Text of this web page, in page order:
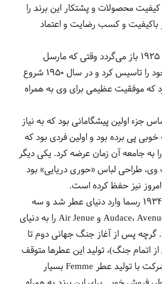
محصولات و پشتکار این برند را
باکیفیت و کسب رضایت و اعتماد
تاریخچه این برند به سال 1925 باز می‌گردد وقتی که مارسل
روشاس، اولین خانه مد خود را تاسیس کرد و در سال 1950 شروع
که موفقیت عظیمی برای وی به همراه
اولین پیشگامانی بود که به نیاز
پی برده بود و اولین فردی بود که
کت‌ و دامن جیب‌دار 2/3 را به جامعه آن زمان عرضه کرد. یکی دیگر
طراحی لباس «حوری دریایی» بود
نیز حفظ کرده است.
شرکت روشاس، در سال 1934 رسما وارد دنیای عطر شد و سه
عطر معروف Audace، Avenue Matignon و Air Jenue را به دنیای
گرچه پس از آغاز جنگ جهانی دوم تا
پیش از اتمام جنگ)، تولید این عطرها متوقف
شد. در سال 1943، این شرکت با تولید عطر Femme بسیار